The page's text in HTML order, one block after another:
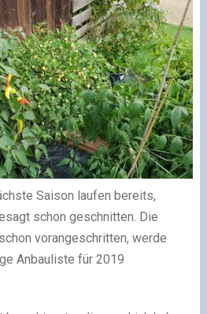
Saison laufen bereits,
schon geschnitten. Die
vorangeschritten, werde
Anbauliste für 2019